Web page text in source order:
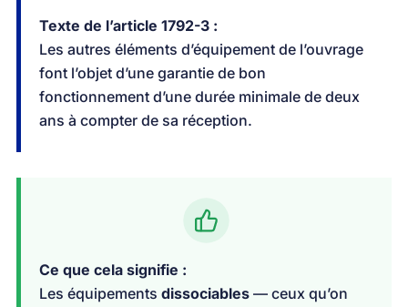
Texte de l’article 1792-3 :
Les autres éléments d’équipement de l’ouvrage
font l’objet d’une garantie de bon
fonctionnement d’une durée minimale de deux
ans à compter de sa réception.
Ce que cela signifie :
Les équipements dissociables — ceux qu’on